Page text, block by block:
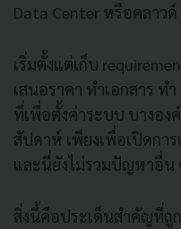
Data Center หรือคลาว
เริ่มตั้งแต่เก็บ
เสนอราคา ทำเอกสาร ท
ที่เพื่อตั้งค่าระบบ บางอง
สัปดาห์ เพียงเพื่อเปิดกา
และนี่ยังไม่รวมปัญหาอื่น
สิ่งนี้คือประเด็นสำคัญที่ถูก